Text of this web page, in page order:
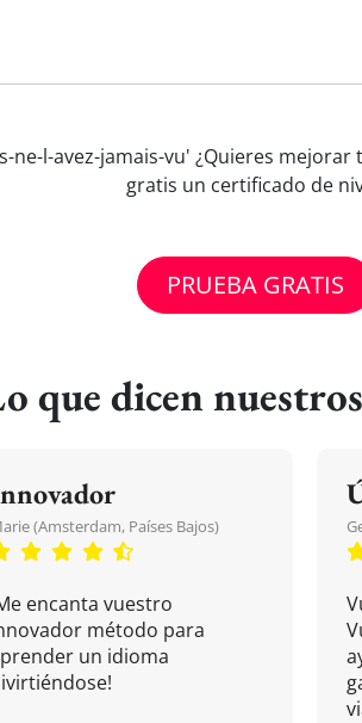
l-avez-jamais-vu' ¿Quieres mejorar
gratis un certificado de
PRUEBA GRATIS
que dicen
(Amsterdam, Países Bajos)
encanta vuestro
método para
un idioma